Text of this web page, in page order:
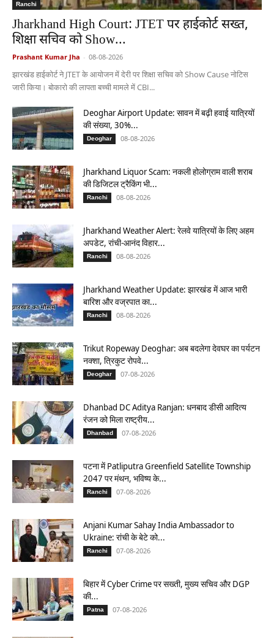
Ranchi
Jharkhand High Court: JTET पर हाईकोर्ट सख्त,
शिक्षा सचिव को Show...
Prashant Kumar Jha - 08-08-2026
झारखंड हाईकोर्ट ने JTET के आयोजन में देरी पर शिक्षा सचिव को Show Cause नोटिस
जारी किया। बोकारो की लापता बच्ची मामले में CBI...
Deoghar Airport Update: सावन में बढ़ी हवाई यात्रियों
की संख्या, 30%...
Deoghar 08-08-2026
Jharkhand Liquor Scam: नकली होलोग्राम वाली शराब
की डिजिटल ट्रैकिंग भी...
Ranchi 08-08-2026
Jharkhand Weather Alert: रेलवे यात्रियों के लिए अहम
अपडेट, रांची-आनंद विहार...
Ranchi 08-08-2026
Jharkhand Weather Update: झारखंड में आज भारी
बारिश और वज्रपात का...
Ranchi 08-08-2026
Trikut Ropeway Deoghar: अब बदलेगा देवघर का पर्यटन
नक्शा, त्रिकुट रोपवे...
Deoghar 07-08-2026
Dhanbad DC Aditya Ranjan: धनबाद डीसी आदित्य
रंजन को मिला राष्ट्रीय...
Dhanbad 07-08-2026
पटना में Patliputra Greenfield Satellite Township
2047 पर मंथन, भविष्य के...
Ranchi 07-08-2026
Anjani Kumar Sahay India Ambassador to
Ukraine: रांची के बेटे को...
Ranchi 07-08-2026
बिहार में Cyber Crime पर सख्ती, मुख्य सचिव और DGP
की...
Patna 07-08-2026